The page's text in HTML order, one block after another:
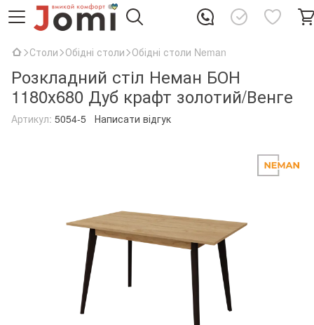
Столи Обідні столи Обідні столи Neman
Розкладний стіл Неман БОН
1180х680 Дуб крафт золотий/Венге
Артикул: 5054-5 Написати відгук